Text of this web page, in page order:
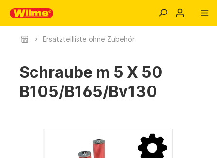
Ersatzteilliste ohne Zubehör
Schraube m 5 X 50
B105/B165/Bv130